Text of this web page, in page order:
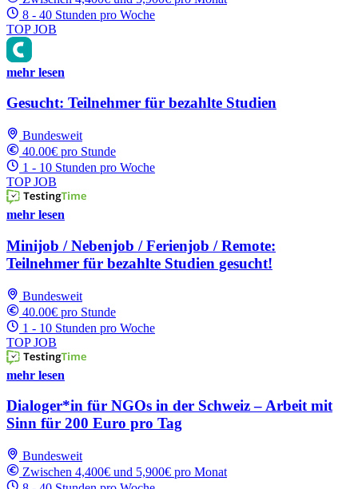
8 - 40 Stunden pro Woche
TOP JOB
mehr lesen
Gesucht: Teilnehmer für bezahlte Studien
Bundesweit
40.00€ pro Stunde
1 - 10 Stunden pro Woche
TOP JOB
mehr lesen
Minijob / Nebenjob / Ferienjob / Remote:
Teilnehmer für bezahlte Studien gesucht!
Bundesweit
40.00€ pro Stunde
1 - 10 Stunden pro Woche
TOP JOB
mehr lesen
Dialoger*in für NGOs in der Schweiz – Arbeit mit
Sinn für 200 Euro pro Tag
Bundesweit
Zwischen 4,400€ und 5,900€ pro Monat